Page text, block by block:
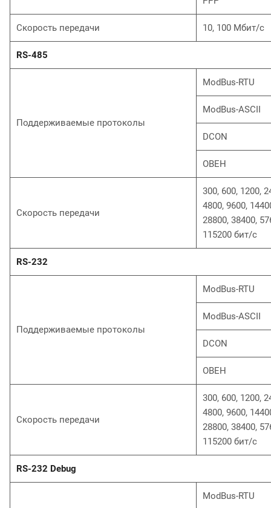
Скорость передачи 10, 100 Мбит/с
RS-485
Поддерживаемые протоколы
ModBus-RTU
ModBus-ASCII
DCON
ОВЕН
Скорость передачи
300, 600, 1200,
4800, 9600,
28800, 38400,
115200 бит/с
RS-232
Поддерживаемые протоколы
ModBus-RTU
ModBus-ASCII
DCON
ОВЕН
Скорость передачи
300, 600, 1200,
4800, 9600,
28800, 38400,
115200 бит/с
RS-232 Debug
ModBus-RTU